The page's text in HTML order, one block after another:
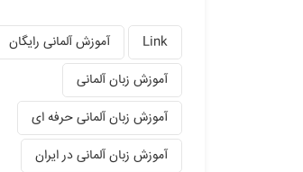
Link
آموزش آلمانی رایگان
آموزش زبان آلمانی
آموزش زبان آلمانی حرفه ای
آموزش زبان آلمانی در ایران